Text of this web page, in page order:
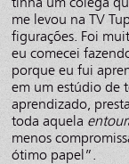
me levou na TV
figurações. Foi
eu comecei
porque eu fui
em um estúdio de
aprendizado,
toda aquela
menos
ótimo papel”.